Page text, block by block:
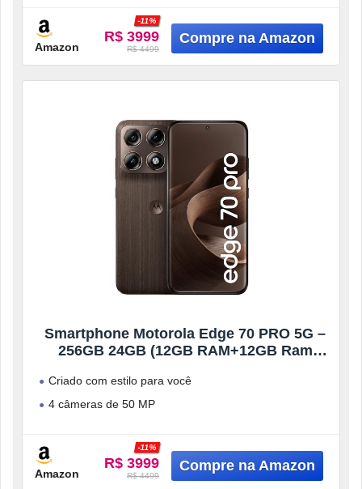
Brilho e fluidez à máxima
Amazon
R$ 3999
-11%
R$ 4499
Smartphone Motorola Edge 70 PRO 5G –
256GB 24GB (12GB RAM+12GB Ram
extreme AMOLED 144Hz, Bateria 6500
mAh, IP68/IP69 – Madeira
Criado com estilo para você
4 câmeras de 50 MP
Brilho e fluidez à máxima
Amazon
R$ 3999
-11%
R$ 4499